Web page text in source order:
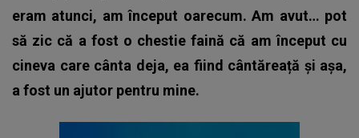
eram atunci, am început oarecum. Am avut… pot
să zic că a fost o chestie faină că am început cu
cineva care cânta deja, ea fiind cântăreață și așa,
a fost un ajutor pentru mine.